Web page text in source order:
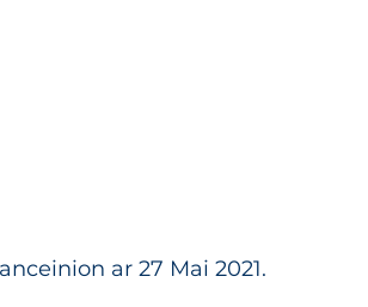
ar 27 Mai 2021.